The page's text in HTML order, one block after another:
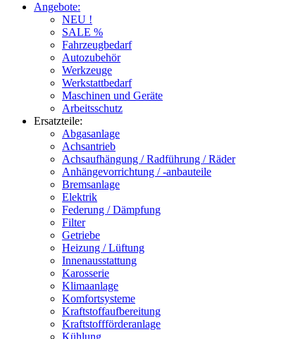
Angebote:
NEU !
SALE %
Fahrzeugbedarf
Autozubehör
Werkzeuge
Werkstattbedarf
Maschinen und Geräte
Arbeitsschutz
Ersatzteile:
Abgasanlage
Achsantrieb
Achsaufhängung / Radführung / Räder
Anhängevorrichtung / -anbauteile
Bremsanlage
Elektrik
Federung / Dämpfung
Filter
Getriebe
Heizung / Lüftung
Innenausstattung
Karosserie
Klimaanlage
Komfortsysteme
Kraftstoffaufbereitung
Kraftstoffförderanlage